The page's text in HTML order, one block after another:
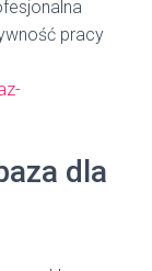
pracy
dla